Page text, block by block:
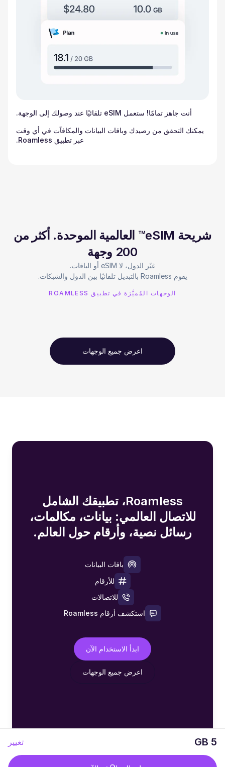
5 GB تغيير
أنت جاهز تمامًا! ستعمل eSIM تلقائيًا عند وصولك إلى الوجهة.
يمكنك التحقق من رصيدك وباقات البيانات والمكافآت في أي وقت
عبر تطبيق Roamless.
شريحة eSIM™ العالمية الموحدة. أكثر من
200 وجهة
يقوم Roamless بالتبديل تلقائيًا بين الدول والشبكات.
الوجهات المُميَّزة في تطبيق ROAMLESS
اعرض جميع الوجهات
Roamless، تطبيقك الشامل
للاتصال العالمي: بيانات، مكالمات،
رسائل نصية، وأرقام حول العالم.
باقات البيانات
للأرقام
للاتصالات
استكشف أرقام Roamless
ابدأ الاستخدام الآن
اعرض جميع الوجهات